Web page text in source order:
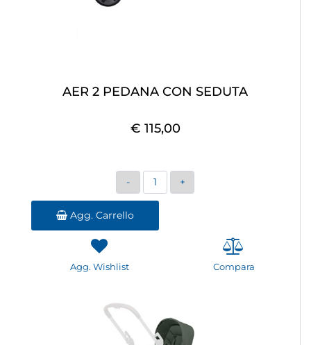
AER 2 PEDANA CON SEDUTA
€ 115,00
Quantità
Agg. Carrello
Agg. Wishlist Compara